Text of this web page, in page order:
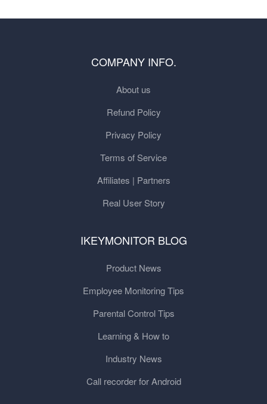
COMPANY INFO.
About us
Refund Policy
Privacy Policy
Terms of Service
Affiliates | Partners
Real User Story
IKEYMONITOR BLOG
Product News
Employee Monitoring Tips
Parental Control Tips
Learning & How to
Industry News
Call recorder for Android